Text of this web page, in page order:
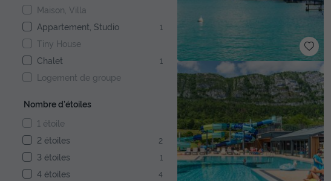
Maison, Villa
Appartement, Studio
1
Tiny House
Chalet
1
Logement de groupe
Nombre d'étoiles
1 étoile
2 étoiles
2
3 étoiles 1
4 étoiles 4